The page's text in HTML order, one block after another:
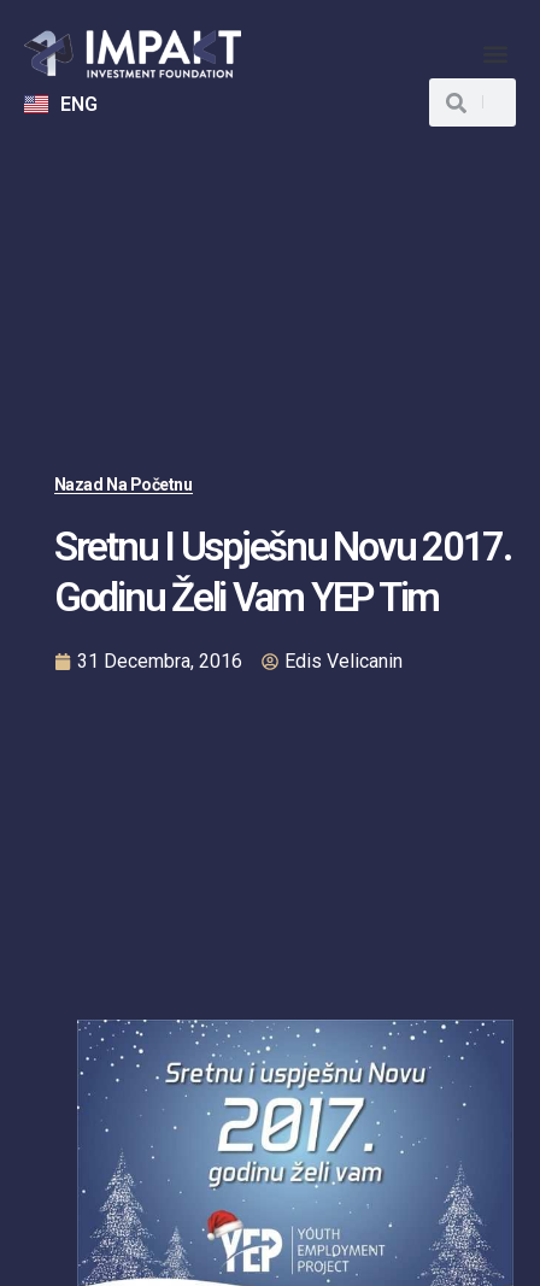
ENG
Nazad Na Početnu
Sretnu I Uspješnu Novu 2017.
Godinu Želi Vam YEP Tim
31 Decembra, 2016 Edis Velicanin